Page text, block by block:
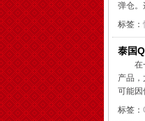
弹仓。
标签：
泰国
在
产品
可能因
标签：